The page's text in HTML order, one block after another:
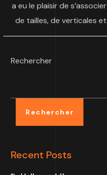
a eu le plaisir de
de tailles,de verticales
Rechercher
Rechercher
Recent Posts